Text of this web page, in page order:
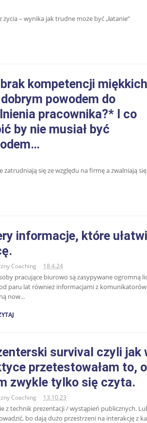
– wynika jak trudne może być „łatanie”
kompetencji miękkich
powodem do
pracownika?* I co
by nie musiał być
się ze względu na firmę a zwalniają
informacje, które
Coaching 18.4.24
pracujące biurowo są zasypywane ogromną
paru lat również informacjami z
now...
survival czyli jak
przetestowałam to, o
zwykle tylko się czyta.
Coaching 13.10.23
z technik prezentacji / wystąpień publicznych.
bo dają dużo przestrzeni na interakcję z